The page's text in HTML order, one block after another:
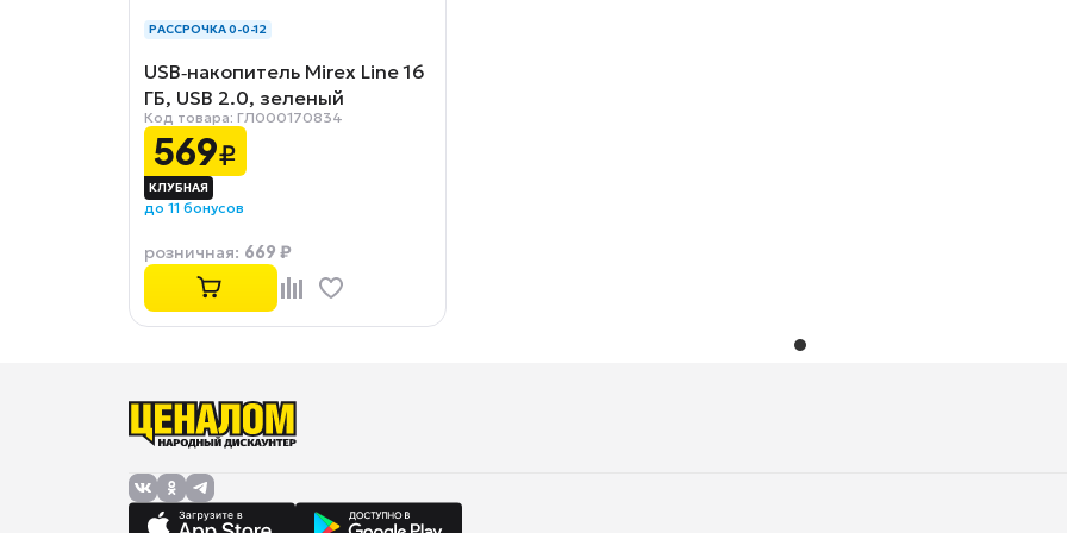
РАССРОЧКА 0-0-12
USB‑накопитель Mirex Line 16
ГБ, USB 2.0, зеленый
Код товара: ГЛ000170834
569₽
до 11 бонусов
розничная: 669 ₽